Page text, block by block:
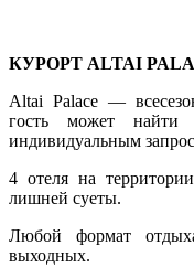
КУРОРТ ALTAI
Altai Palace —
гость может
индивидуальным
4 отеля на
лишней суеты.
Любой формат
выходных.